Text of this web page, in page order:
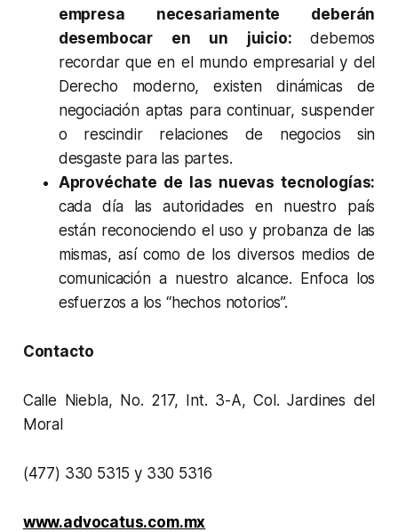
empresa necesariamente deberán
desembocar en un juicio:debemos
recordar que en el mundo empresarial y del
Derecho moderno, existen dinámicas de
negociación aptas para continuar, suspender
o rescindir relaciones de negocios sin
desgaste para las partes.
Aprovéchate de las nuevas tecnologías:
cada día las autoridades en nuestro país
están reconociendo el uso y probanza de las
mismas, así como de los diversos medios de
comunicación a nuestro alcance. Enfoca los
esfuerzos a los “hechos notorios”.
Contacto
Calle Niebla, No. 217, Int. 3-A, Col. Jardines del
Moral
(477) 330 5315 y 330 5316
www.advocatus.com.mx